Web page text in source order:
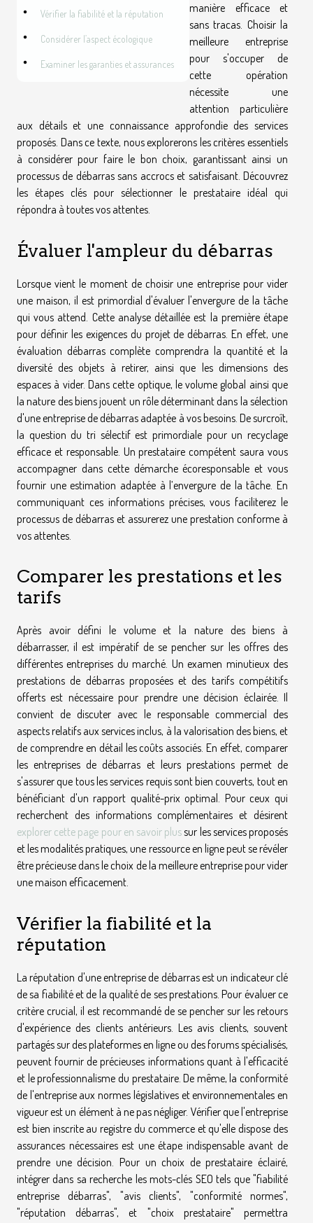
Vérifier la fiabilité et la réputation
Considérer l’aspect écologique
Examiner les garanties et assurances
manière efficace et
sans tracas. Choisir la
meilleure entreprise
pour s'occuper de
cette opération
nécessite une
attention particulière
aux détails et une connaissance approfondie des services
proposés. Dans ce texte, nous explorerons les critères essentiels
à considérer pour faire le bon choix, garantissant ainsi un
processus de débarras sans accrocs et satisfaisant. Découvrez
les étapes clés pour sélectionner le prestataire idéal qui
répondra à toutes vos attentes.
Évaluer l'ampleur du débarras
Lorsque vient le moment de choisir une entreprise pour vider
une maison, il est primordial d'évaluer l'envergure de la tâche
qui vous attend. Cette analyse détaillée est la première étape
pour définir les exigences du projet de débarras. En effet, une
évaluation débarras complète comprendra la quantité et la
diversité des objets à retirer, ainsi que les dimensions des
espaces à vider. Dans cette optique, le volume global ainsi que
la nature des biens jouent un rôle déterminant dans la sélection
d'une entreprise de débarras adaptée à vos besoins. De surcroît,
la question du tri sélectif est primordiale pour un recyclage
efficace et responsable. Un prestataire compétent saura vous
accompagner dans cette démarche écoresponsable et vous
fournir une estimation adaptée à l’envergure de la tâche. En
communiquant ces informations précises, vous faciliterez le
processus de débarras et assurerez une prestation conforme à
vos attentes.
Comparer les prestations et les
tarifs
Après avoir défini le volume et la nature des biens à
débarrasser, il est impératif de se pencher sur les offres des
différentes entreprises du marché. Un examen minutieux des
prestations de débarras proposées et des tarifs compétitifs
offerts est nécessaire pour prendre une décision éclairée. Il
convient de discuter avec le responsable commercial des
aspects relatifs aux services inclus, à la valorisation des biens, et
de comprendre en détail les coûts associés. En effet, comparer
les entreprises de débarras et leurs prestations permet de
s'assurer que tous les services requis sont bien couverts, tout en
bénéficiant d'un rapport qualité-prix optimal. Pour ceux qui
recherchent des informations complémentaires et désirent
explorer cette page pour en savoir plussur les services proposés
et les modalités pratiques, une ressource en ligne peut se révéler
être précieuse dans le choix de la meilleure entreprise pour vider
une maison efficacement.
Vérifier la fiabilité et la
réputation
La réputation d'une entreprise de débarras est un indicateur clé
de sa fiabilité et de la qualité de ses prestations. Pour évaluer ce
critère crucial, il est recommandé de se pencher sur les retours
d'expérience des clients antérieurs. Les avis clients, souvent
partagés sur des plateformes en ligne ou des forums spécialisés,
peuvent fournir de précieuses informations quant à l'efficacité
et le professionnalisme du prestataire. De même, la conformité
de l'entreprise aux normes législatives et environnementales en
vigueur est un élément à ne pas négliger. Vérifier que l'entreprise
est bien inscrite au registre du commerce et qu'elle dispose des
assurances nécessaires est une étape indispensable avant de
prendre une décision. Pour un choix de prestataire éclairé,
intégrer dans sa recherche les mots-clés SEO tels que "fiabilité
entreprise débarras", "avis clients", "conformité normes",
"réputation débarras", et "choix prestataire" permettra